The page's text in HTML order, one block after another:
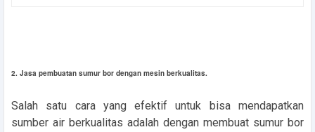
2. Jasa pembuatan sumur bor dengan mesin berkualitas.
Salah satu cara yang efektif untuk bisa mendapatkan
sumber air berkualitas adalah dengan membuat sumur bor